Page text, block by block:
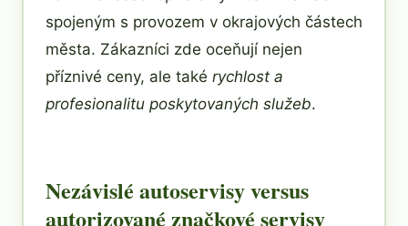
spojeným s provozem v okrajových částech
města. Zákazníci zde oceňují nejen
příznivé ceny, ale také rychlost a
profesionalitu poskytovaných služeb.
Nezávislé autoservisy versus
autorizované značkové servisy